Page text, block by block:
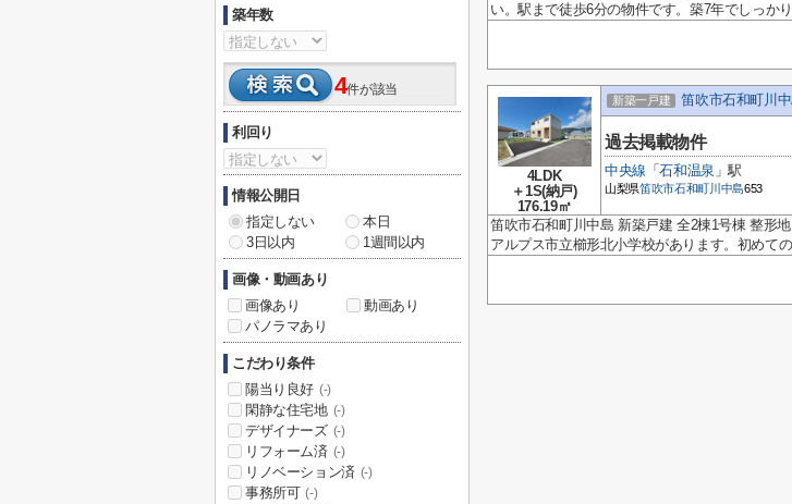
い。駅まで徒歩6分の物件です。築7年でしっか
4LDK
＋1S(納戸)
176.19㎡
新築一戸建 笛吹市石和町川
過去掲載物件
中央線 「石和温泉 」駅
山梨県笛吹市石和町川中島653
笛吹市石和町川中島 新築戸建 全2棟1号棟 整形
アルプス市立櫛形北小学校があります。初めて
築年数
4件が該当
利回り
情報公開日
指定しない
本日
3日以内
1週間以内
画像・動画あり
画像あり
動画あり
パノラマあり
こだわり条件
陽当り良好 (-)
閑静な住宅地 (-)
デザイナーズ (-)
リフォーム済 (-)
リノベーション済 (-)
事務所可 (-)